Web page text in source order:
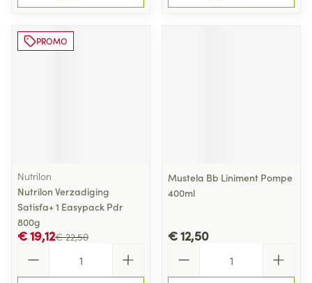
PROMO
Nutrilon
Nutrilon Verzadiging
Satisfa+ 1 Easypack Pdr
800g
€ 22,50
€ 19,12
Mustela Bb Liniment Pompe
400ml
€ 12,50